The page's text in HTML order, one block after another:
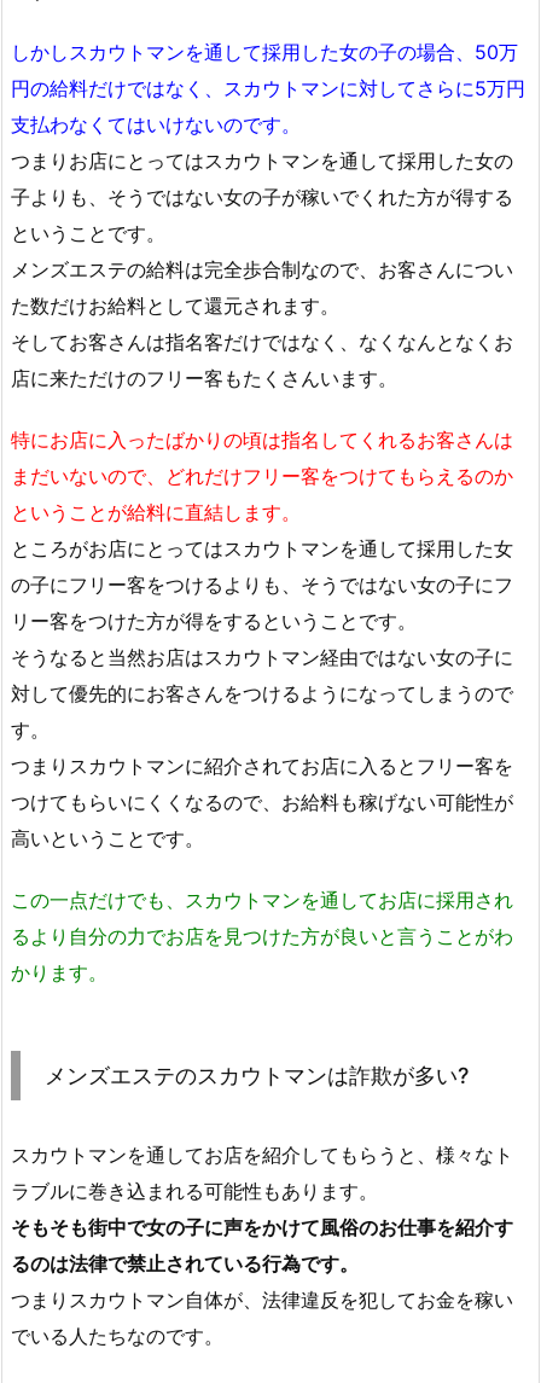
しかしスカウトマンを通して採用した女の子の場合、50万
円の給料だけではなく、スカウトマンに対してさらに5万円
支払わなくてはいけないのです。
つまりお店にとってはスカウトマンを通して採用した女の
子よりも、そうではない女の子が稼いでくれた方が得する
ということです。
メンズエステの給料は完全歩合制なので、お客さんについ
た数だけお給料として還元されます。
そしてお客さんは指名客だけではなく、なくなんとなくお
店に来ただけのフリー客もたくさんいます。
特にお店に入ったばかりの頃は指名してくれるお客さんは
まだいないので、どれだけフリー客をつけてもらえるのか
ということが給料に直結します。
ところがお店にとってはスカウトマンを通して採用した女
の子にフリー客をつけるよりも、そうではない女の子にフ
リー客をつけた方が得をするということです。
そうなると当然お店はスカウトマン経由ではない女の子に
対して優先的にお客さんをつけるようになってしまうので
す。
つまりスカウトマンに紹介されてお店に入るとフリー客を
つけてもらいにくくなるので、お給料も稼げない可能性が
高いということです。
この一点だけでも、スカウトマンを通してお店に採用され
るより自分の力でお店を見つけた方が良いと言うことがわ
かります。
メンズエステのスカウトマンは詐欺が多い?
スカウトマンを通してお店を紹介してもらうと、様々なト
ラブルに巻き込まれる可能性もあります。
そもそも街中で女の子に声をかけて風俗のお仕事を紹介す
るのは法律で禁止されている行為です。
つまりスカウトマン自体が、法律違反を犯してお金を稼い
でいる人たちなのです。